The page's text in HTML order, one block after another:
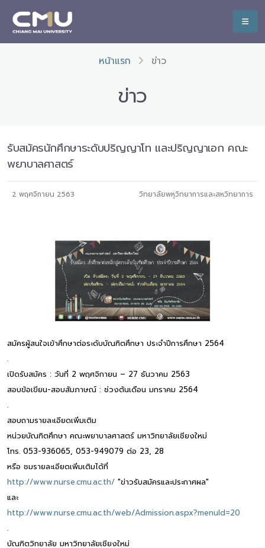
หน้าแรก ข่าว
ข่าว
รับสมัครนักศึกษาระดับปริญญาโท และปริญญาเอก คณะ
พยาบาลศาสตร์
2 พฤศจิกายน 2563 วิทยาลัยพหุวิทยาการและสหวิทยาการ
สมัครผู้สนใจเข้าศึกษาต่อระดับบัณฑิตศึกษา ประจำปีการศึกษา 2564
.
เปิดรับสมัคร : วันที่ 2 พฤศจิกายน – 27 ธันวาคม 2563
สอบข้อเขียน-สอบสัมภาษณ์ : ช่วงต้นเดือน มกราคม 2564
.
สอบถามรายละเอียดเพิ่มเติม
หน่วยบัณฑิตศึกษา คณะพยาบาลศาสตร์ มหาวิทยาลัยเชียงใหม่
โทร. 053-936065, 053-949079 ต่อ 23, 28
หรือ ชมรายละเอียดเพิ่มเติมได้ที่
http://www.nurse.cmu.ac.th/ "ข่าวรับสมัครและประกาศผล"
และ
http://www.nurse.cmu.ac.th/web/Admission.aspx?menuId=20
.
บัณฑิตวิทยาลัย มหาวิทยาลัยเชียงใหม่